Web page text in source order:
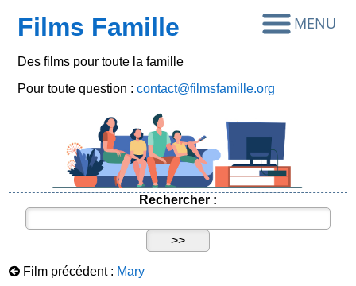
Films Famille
Des films pour toute la famille
Pour toute question :contact@filmsfamille.org
Rechercher :
Film précédent : Mary